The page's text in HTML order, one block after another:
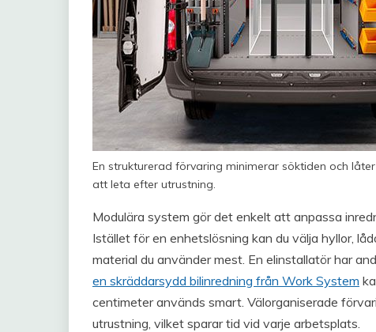
En strukturerad förvaring minimerar söktiden och
att leta efter utrustning.
Modulära system gör det enkelt att anpassa
Istället för en enhetslösning kan du välja hyllor,
material du använder mest. En elinstallatör har
en skräddarsydd bilinredning från Work System
centimeter används smart. Välorganiserade
utrustning, vilket sparar tid vid varje arbetsplats.